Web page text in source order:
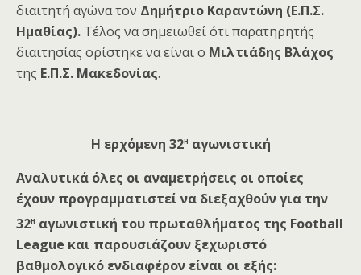
διαιτητή αγώνα τον Δημήτριο Καραντώνη (Ε.Π.Σ.
Ημαθίας). Τέλος να σημειωθεί ότι παρατηρητής
διαιτησίας ορίστηκε να είναι ο Μιλτιάδης Βλάχος
της Ε.Π.Σ. Μακεδονίας.
Η ερχόμενη 32η αγωνιστική
Αναλυτικά όλες οι αναμετρήσεις οι οποίες
έχουν προγραμματιστεί να διεξαχθούν για την
32η αγωνιστική του πρωταθλήματος της Football
League και παρουσιάζουν ξεχωριστό
βαθμολογικό ενδιαφέρον είναι οι εξής: